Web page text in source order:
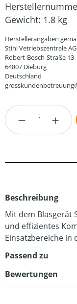
Gewicht: 1.8 kg
Herstellerangaben
Stihl Vetriebszentrale AG
Robert-Bosch-Straße 13
64807 Dieburg
Deutschland
Produkt
Beschreibung
Mit dem Blasgerät
und effizientes
Einsatzbereiche in
Passend zu
Bewertungen